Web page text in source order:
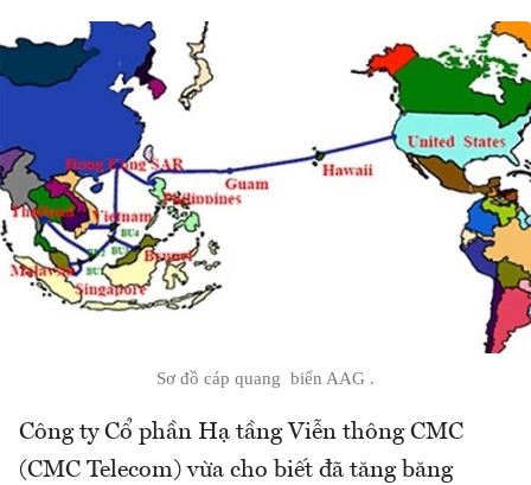
Sơ đồ cáp quang biển AAG .
Công ty Cổ phần Hạ tầng Viễn thông CMC
(CMC Telecom) vừa cho biết đã tăng băng